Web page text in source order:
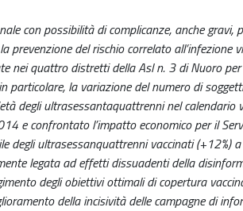
con possibilità di complicanze, anche
prevenzione del rischio correlato all’infezione
nei quattro distretti della Asl n. 3 di Nuoro
la variazione del numero di
degli ultrasessantaquattrenni nel
e confrontato l’impatto economico per il
degli ultrasessanquattrenni vaccinati
legata ad effetti dissuadenti della
degli obiettivi ottimali di copertura
della incisività delle campagne di